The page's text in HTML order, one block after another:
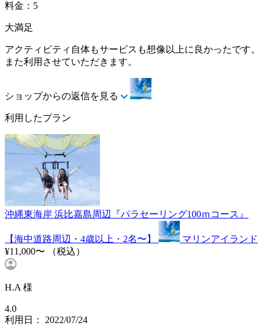
料金：5
大満足
アクティビティ自体もサービスも想像以上に良かったです。
また利用させていただきます。
ショップからの返信を見る
利用したプラン
沖縄東海岸 浜比嘉島周辺『パラセーリング100ｍコース』
【海中道路周辺・4歳以上・2名〜】
マリンアイランド
¥11,000〜
（税込）
H.A 様
4.0
利用日： 2022/07/24